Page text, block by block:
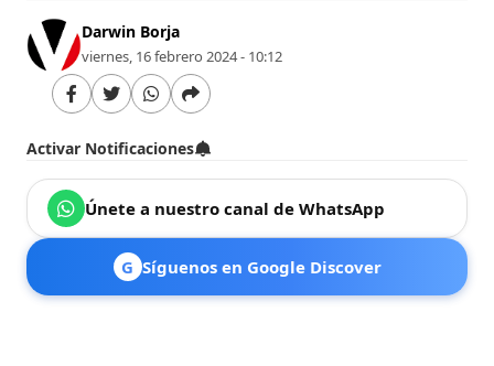
Darwin Borja
viernes, 16 febrero 2024 - 10:12
Activar Notificaciones
Únete a nuestro canal de WhatsApp
G Síguenos en Google Discover